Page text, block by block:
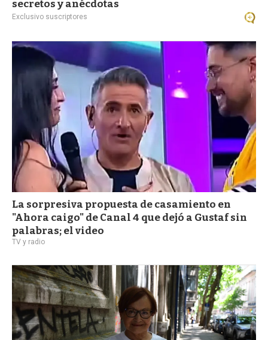
secretos y anécdotas
Exclusivo suscriptores
La sorpresiva propuesta de casamiento en
"Ahora caigo" de Canal 4 que dejó a Gustaf sin
palabras; el video
TV y radio